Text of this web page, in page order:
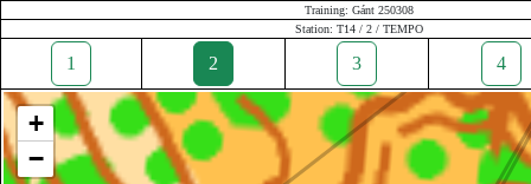
Training: Gánt 250308
Station: T14 / 2 / TEMPO
1 2 3 4
+
−